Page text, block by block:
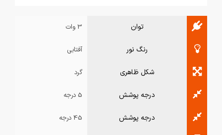
توان 3 وات
رنگ نور آفتابی
شکل ظاهری گرد
درجه پوشش 5 درجه
درجه پوشش 45 درجه